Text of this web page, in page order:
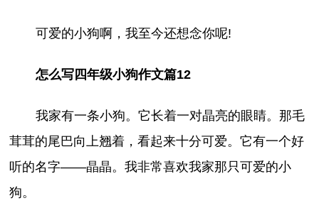
可爱的小狗啊，我至今还想念你呢!
怎么写四年级小狗作文篇12
我家有一条小狗。它长着一对晶亮的眼睛。那毛
茸茸的尾巴向上翘着，看起来十分可爱。它有一个好
听的名字——晶晶。我非常喜欢我家那只可爱的小
狗。